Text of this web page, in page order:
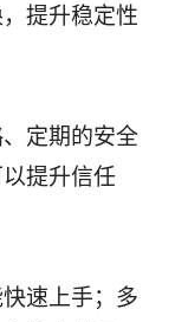
提升稳定性
定期的安全
提升信任
速上手；多